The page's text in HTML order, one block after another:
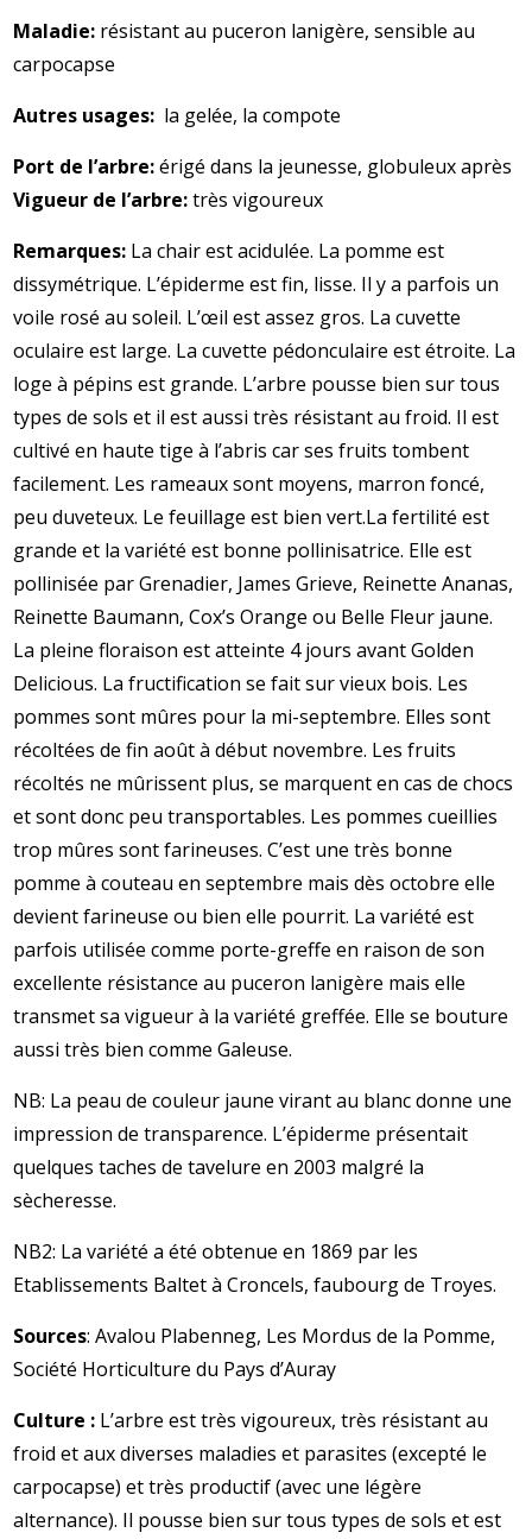
Maladie: résistant au puceron lanigère, sensible au
carpocapse
Autres usages: la gelée, la compote
Port de l’arbre:érigé dans la jeunesse, globuleux après
Vigueur de l’arbre:très vigoureux
Remarques: La chair est acidulée. La pomme est
dissymétrique. L’épiderme est fin, lisse. Il y a parfois un
voile rosé au soleil. L’œil est assez gros. La cuvette
oculaire est large. La cuvette pédonculaire est étroite. La
loge à pépins est grande. L’arbre pousse bien sur tous
types de sols et il est aussi très résistant au froid. Il est
cultivé en haute tige à l’abris car ses fruits tombent
facilement. Les rameaux sont moyens, marron foncé,
peu duveteux. Le feuillage est bien vert.La fertilité est
grande et la variété est bonne pollinisatrice. Elle est
pollinisée par Grenadier, James Grieve, Reinette Ananas,
Reinette Baumann, Cox’s Orange ou Belle Fleur jaune.
La pleine floraison est atteinte 4 jours avant Golden
Delicious. La fructification se fait sur vieux bois. Les
pommes sont mûres pour la mi-septembre. Elles sont
récoltées de fin août à début novembre. Les fruits
récoltés ne mûrissent plus, se marquent en cas de chocs
et sont donc peu transportables. Les pommes cueillies
trop mûres sont farineuses. C’est une très bonne
pomme à couteau en septembre mais dès octobre elle
devient farineuse ou bien elle pourrit. La variété est
parfois utilisée comme porte-greffe en raison de son
excellente résistance au puceron lanigère mais elle
transmet sa vigueur à la variété greffée. Elle se bouture
aussi très bien comme Galeuse.
NB: La peau de couleur jaune virant au blanc donne une
impression de transparence. L’épiderme présentait
quelques taches de tavelure en 2003 malgré la
sècheresse.
NB2: La variété a été obtenue en 1869 par les
Etablissements Baltet à Croncels, faubourg de Troyes.
Sources: Avalou Plabenneg, Les Mordus de la Pomme,
Société Horticulture du Pays d’Auray
Culture : L’arbre est très vigoureux, très résistant au
froid et aux diverses maladies et parasites (excepté le
carpocapse) et très productif (avec une légère
alternance). Il pousse bien sur tous types de sols et est